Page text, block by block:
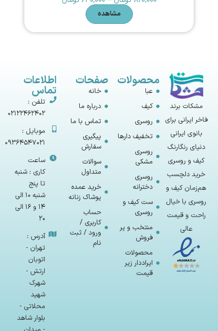
مشاهده
مشکات برند
فاخر ایرانی برای
بانوی ایرانی
دنیای رنگارنگ
کیف و روسری
خرید دلچسب
هم‌زمان کیف و
روسری با خیال
راحت و قیمت
عالی
محصولات
عبا
کیف
روسری
تخفیف دارها
روسری
مشکی
روسری
دخترانه
ست کیف و
روسری
منتخب و پر
فروش
محصولات
ایراددار زیر
قیمت
صفحات
خانه
درباره ما
تماس با ما
پیگیری
سفارش
سوالات
متداول
خرید عمده
پوشاک زنانه
حساب
کاربری /
ورود / ثبت
نام
اطلاعات
تماس
تلفن :
02122462402
موبایل :
09364547021
ساعت
کاری : شنبه
تا پنج
شنبه 10 الی
14 و 16 الی
20
آدرس :
تهران -
اتوبان
ارتش -
شهرک
شهید
محلاتی -
بلوار شاهد